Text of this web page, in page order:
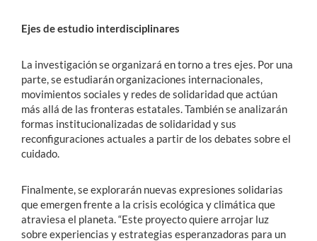
Ejes de estudio interdisciplinares
La investigación se organizará en torno a tres ejes. Por una
parte, se estudiarán organizaciones internacionales,
movimientos sociales y redes de solidaridad que actúan
más allá de las fronteras estatales. También se analizarán
formas institucionalizadas de solidaridad y sus
reconfiguraciones actuales a partir de los debates sobre el
cuidado.
Finalmente, se explorarán nuevas expresiones solidarias
que emergen frente a la crisis ecológica y climática que
atraviesa el planeta. “Este proyecto quiere arrojar luz
sobre experiencias y estrategias esperanzadoras para un